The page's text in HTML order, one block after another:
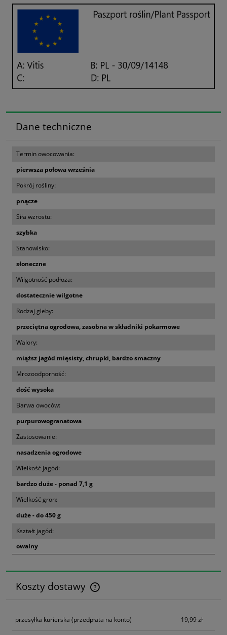
Dane techniczne
Termin owocowania:
pierwsza połowa września
Pokrój rośliny:
pnącze
Siła wzrostu:
szybka
Stanowisko:
słoneczne
Wilgotność podłoża:
dostatecznie wilgotne
Rodzaj gleby:
przeciętna ogrodowa, zasobna w składniki pokarmowe
Walory:
miąższ jagód mięsisty, chrupki, bardzo smaczny
Mrozoodporność:
dość wysoka
Barwa owoców:
purpurowogranatowa
Zastosowanie:
nasadzenia ogrodowe
Wielkość jagód:
bardzo duże - ponad 7,1 g
Wielkość gron:
duże - do 450 g
Kształt jagód:
owalny
Koszty dostawy
Cena nie zawiera ewentualnych kosztów płatności
przesyłka kurierska (przedpłata na konto) 19,99 zł